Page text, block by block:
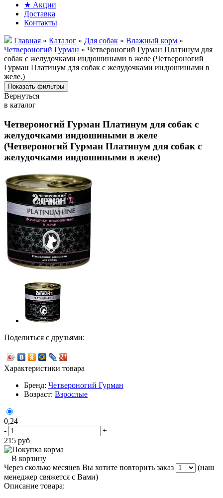
★ Акции
Доставка
Контакты
Главная » Каталог » Для собак » Влажный корм »
Четвероногий Гурман » Четвероногий Гурман Платинум для
собак с желудочками индюшиными в желе (Четвероногий
Гурман Платинум для собак с желудочками индюшиными в
желе.)
Вернуться
в каталог
Четвероногий Гурман Платинум для собак с
желудочками индюшиными в желе
(Четвероногий Гурман Платинум для собак с
желудочками индюшиными в желе)
Поделиться с друзьями:
Характеристики товара
Бренд: Четвероногий Гурман
Возраст: Взрослые
0,24
-
+
215 руб
В корзину
Через сколько месяцев Вы хотите повторить заказ
(наш
менеджер свяжется с Вами)
Описание товара: